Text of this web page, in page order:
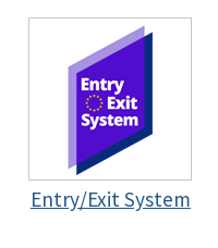
Entry/Exit System